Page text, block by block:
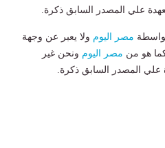
علي المصدر السابق ذكرة.
مصر اليوم ولا يعبر عن وجهة
كما هو من مصر اليوم ونحن غير
علي المصدر السابق ذكرة.